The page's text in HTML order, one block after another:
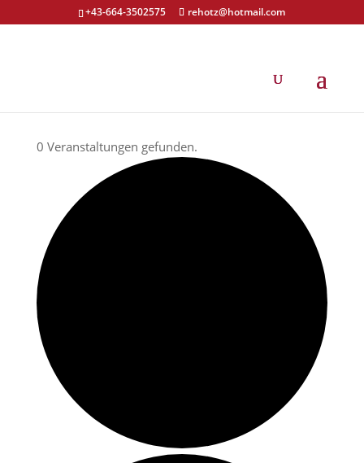
+43-664-3502575 rehotz@hotmail.com
0 Veranstaltungen gefunden.